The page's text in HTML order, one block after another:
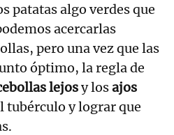
patatas algo verdes que
acercarlas
pero una vez que las
óptimo, la regla de
lejosy losajos
tubérculo y lograr que